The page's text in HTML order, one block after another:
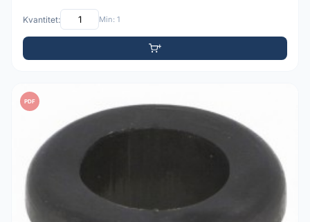
Kvantitet: Min: 1
PDF